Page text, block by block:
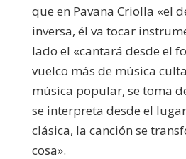
que en Pavana Criolla «el
inversa, él va tocar
lado el «cantará desde el
vuelco más de música
música popular, se toma
se interpreta desde el
clásica, la canción se
cosa».